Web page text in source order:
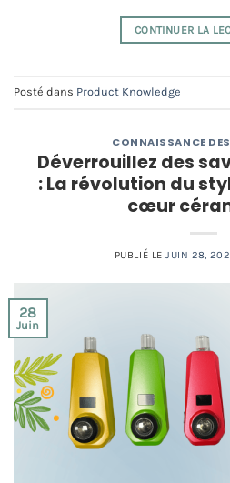
CONTINUER LA
Posté dans Product Knowledge
CONNAISSANCE
Déverrouillez des
: La révolution du
cœur
PUBLIÉ LEJUIN 28,
28
Juin